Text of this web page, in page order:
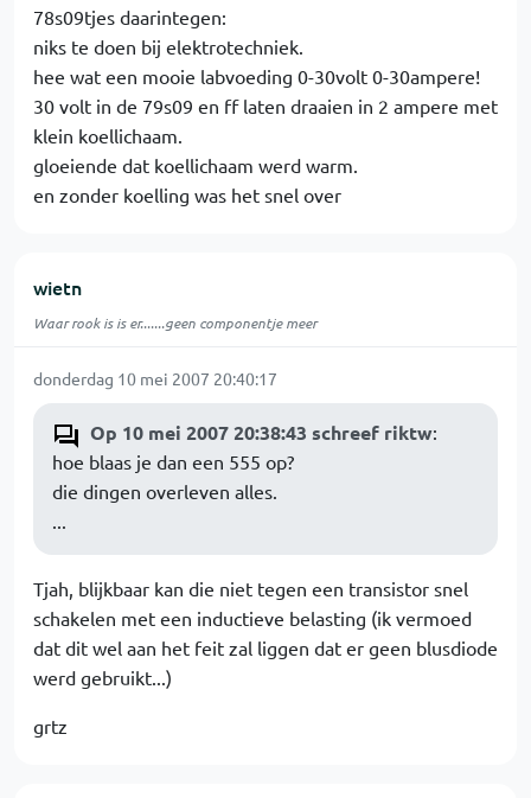
78s09tjes daarintegen:
niks te doen bij elektrotechniek.
hee wat een mooie labvoeding 0-30volt 0-30ampere!
30 volt in de 79s09 en ff laten draaien in 2 ampere met
klein koellichaam.
gloeiende dat koellichaam werd warm.
en zonder koelling was het snel over
wietn
Waar rook is is er.......geen componentje meer
donderdag 10 mei 2007 20:40:17
Op 10 mei 2007 20:38:43 schreef riktw:
hoe blaas je dan een 555 op?
die dingen overleven alles.
...
Tjah, blijkbaar kan die niet tegen een transistor snel
schakelen met een inductieve belasting (ik vermoed
dat dit wel aan het feit zal liggen dat er geen blusdiode
werd gebruikt...)
grtz